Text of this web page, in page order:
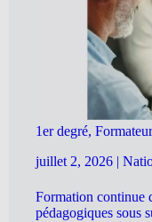
1er degré,
juillet 2, 2026 |
Formation continue
pédagogiques sous